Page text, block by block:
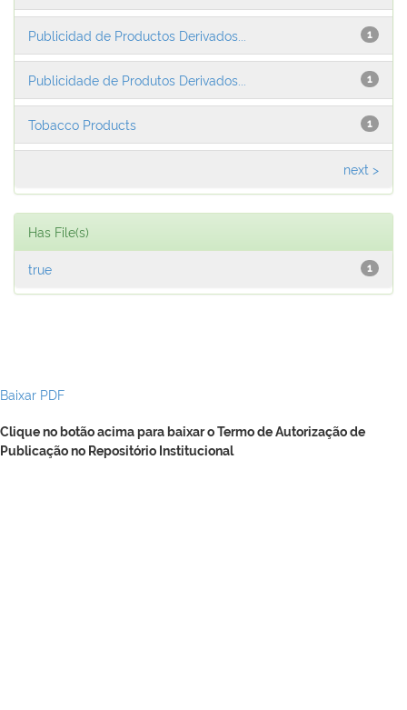
1
Publicidad de Productos Derivados...
1
Publicidade de Produtos Derivados...
1
Tobacco Products
next >
Has File(s)
1
true
Baixar PDF
Clique no botão acima para baixar o Termo de Autorização de
Publicação no Repositório Institucional